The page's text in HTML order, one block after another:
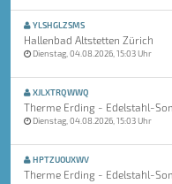
YLSHGLZSMS
Hallenbad Altstetten Zürich
Dienstag, 04.08.2026, 15:03 Uhr
XJLXTRQWWQ
Therme Erding - Edelstahl-
Dienstag, 04.08.2026, 15:03 Uhr
HPTZUOUXWV
Therme Erding - Edelstahl-